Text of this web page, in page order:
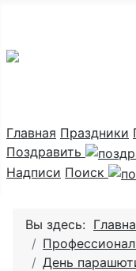
Главная Праздники
Поздравить
Надписи Поиск
Вы здесь:
День